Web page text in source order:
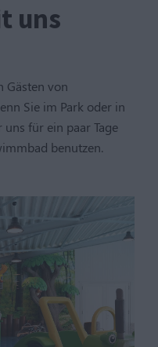
uns
Gästen von
Sie im Park oder in
für ein paar Tage
benutzen.